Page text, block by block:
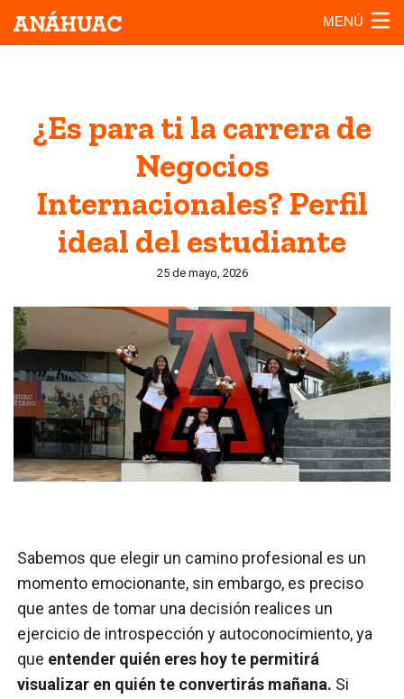
MENÚ
¿Es para ti la carrera de
Negocios
Internacionales? Perfil
ideal del estudiante
25 de mayo, 2026
Sabemos que elegir un camino profesional es un
momento emocionante, sin embargo, es preciso
que antes de tomar una decisión realices un
ejercicio de introspección y autoconocimiento, ya
que entender quién eres hoy te permitirá
visualizar en quién te convertirás mañana. Si